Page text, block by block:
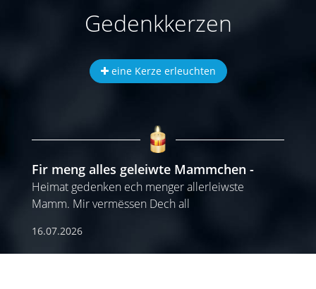
Gedenkkerzen
eine Kerze erleuchten
Fir meng alles geleiwte Mammchen
Heimat gedenken ech menger allerleiwste
Mamm. Mir vermëssen Dech all
16.07.2026